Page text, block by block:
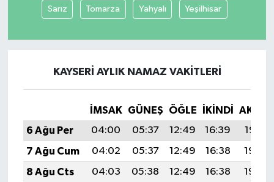
Sarız Tomarza Yahyalı Yeşilhisar
KAYSERI AYLIK NAMAZ VAKITLERI
İMSAK GÜNEŞ ÖĞLE İKINDI
6 Ağu Per
04:00 05:37 12:49 16:39
19:52
7 Ağu Cum
04:02 05:37 12:49 16:38
19:50
8 Ağu Cts
04:03 05:38 12:49 16:38
19:49